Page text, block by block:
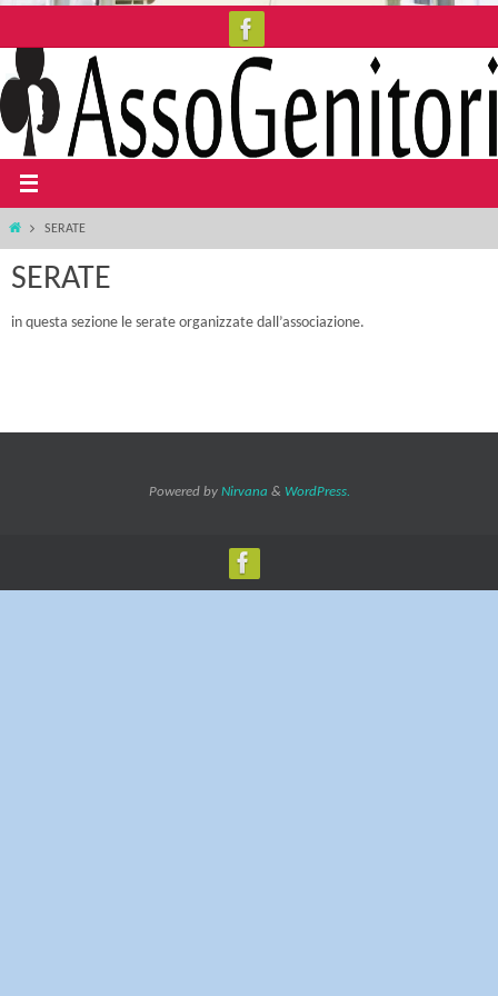
al
contenuto
HomeSERATE
SERATE
in questa sezione le serate organizzate dall’associazione.
Powered by Nirvana & WordPress.